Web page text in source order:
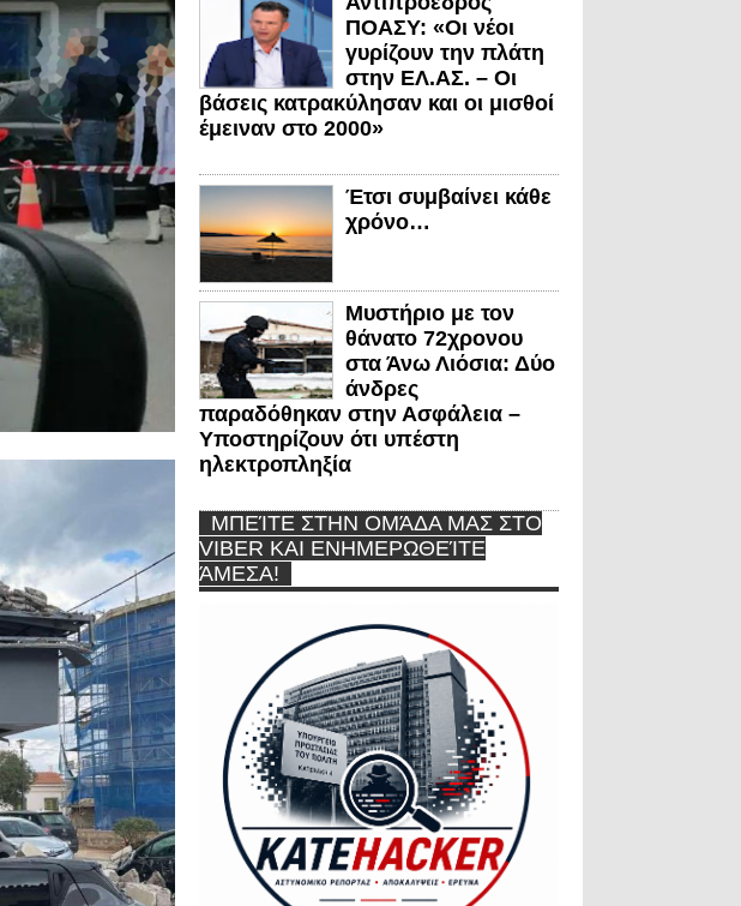
ΠΟΑΣΥ: «Οι νέοι
γυρίζουν την πλάτη
στην ΕΛ.ΑΣ. – Οι
βάσεις κατρακύλησαν και οι μισθοί
έμειναν στο 2000»
Έτσι συμβαίνει κάθε
χρόνο…
Μυστήριο με τον
θάνατο 72χρονου
στα Άνω Λιόσια: Δύο
άνδρες
παραδόθηκαν στην Ασφάλεια –
Υποστηρίζουν ότι υπέστη
ηλεκτροπληξία
ΜΠΕΊΤΕ ΣΤΗΝ ΟΜΆΔΑ ΜΑΣ ΣΤΟ
VIBER ΚΑΙ ΕΝΗΜΕΡΩΘΕΊΤΕ
ΆΜΕΣΑ!